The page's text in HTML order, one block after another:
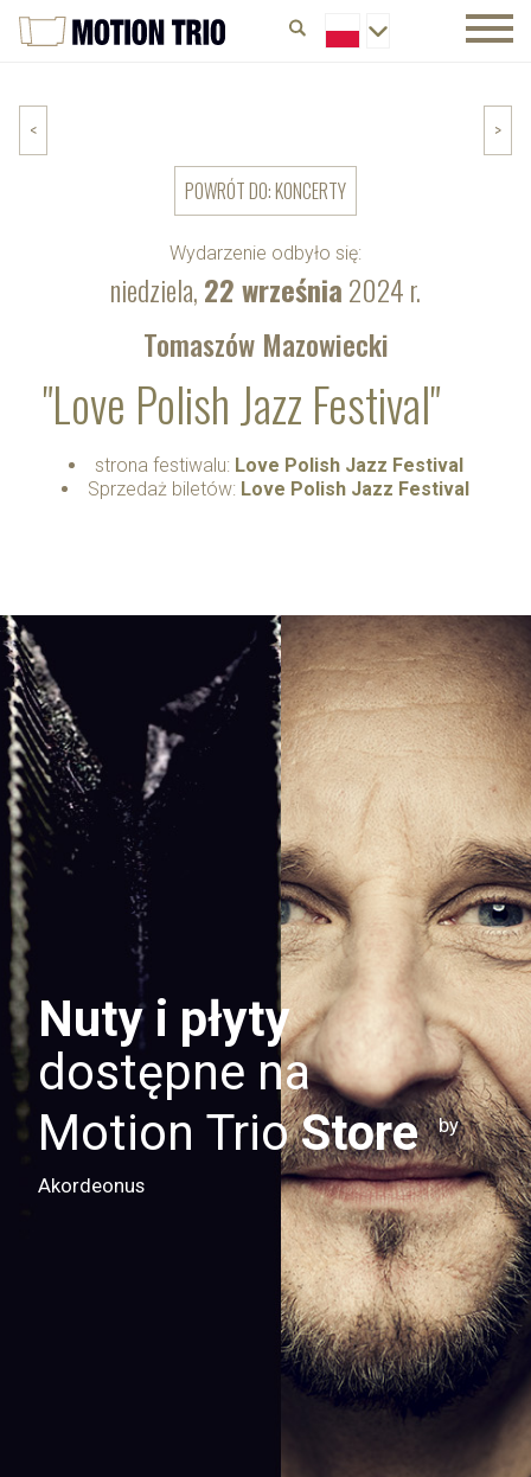
Wydarzenie odbyło się:
niedziela,22 września2024 r.
< >
POWRÓT DO: KONCERTY
Tomaszów Mazowiecki
"Love Polish Jazz Festival"
strona festiwalu: Love Polish Jazz Festival
Sprzedaż biletów: Love Polish Jazz Festival
Nuty i płyty
dostępne na
Motion TrioStore by
Akordeonus